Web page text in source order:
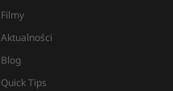
Filmy
Aktualności
Blog
Quick Tips